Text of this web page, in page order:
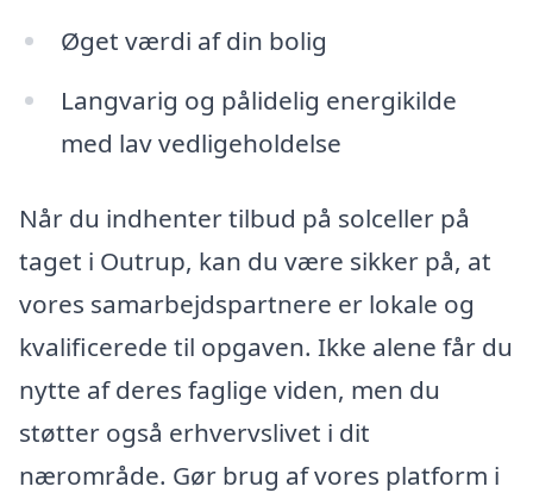
Øget værdi af din bolig
Langvarig og pålidelig energikilde
med lav vedligeholdelse
Når du indhenter tilbud på solceller på
taget i Outrup, kan du være sikker på, at
vores samarbejdspartnere er lokale og
kvalificerede til opgaven. Ikke alene får du
nytte af deres faglige viden, men du
støtter også erhvervslivet i dit
nærområde. Gør brug af vores platform i